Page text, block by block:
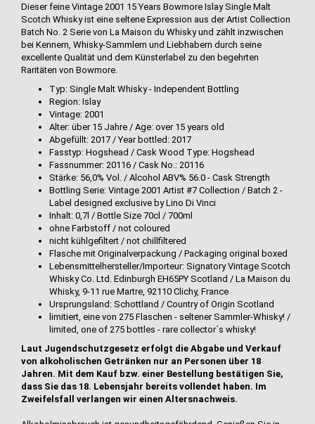
Dieser feine Vintage 2001 15 Years Bowmore Islay Single Malt
Scotch Whisky ist eine seltene Expression aus der Artist Collection
Batch No. 2 Serie von La Maison du Whisky und zählt inzwischen
bei Kennern, Whisky-Sammlern und Liebhabern durch seine
excellente Qualität und dem Künsterlabel zu den begehrten
Raritäten von Bowmore.
Typ: Single Malt Whisky - Independent Bottling
Region: Islay
Vintage: 2001
Alter: über 15 Jahre / Age: over 15 years old
Abgefüllt: 2017 / Year bottled: 2017
Fasstyp: Hogshead / Cask Wood Type: Hogshead
Fassnummer: 20116 / Cask No.: 20116
Stärke: 56,0% Vol. / Alcohol ABV% 56.0 - Cask Strength
Bottling Serie: Vintage 2001 Artist #7 Collection / Batch 2 -
Label designed exclusive by Lino Di Vinci
Inhalt: 0,7l / Bottle Size 70cl / 700ml
ohne Farbstoff / not coloured
nicht kühlgefiltert / not chillfiltered
Flasche mit Originalverpackung / Packaging original boxed
Lebensmittelhersteller/Importeur: Signatory Vintage Scotch
Whisky Co. Ltd. Edinburgh EH65PY Scotland / La Maison du
Whisky, 9-11 rue Martre, 92110 Clichy, France
Ursprungsland: Schottland / Country of Origin Scotland
limitiert, eine von 275 Flaschen - seltener Sammler-Whisky! /
limited, one of 275 bottles - rare collector´s whisky!
Laut Jugendschutzgesetz erfolgt die Abgabe und Verkauf
von alkoholischen Getränken nur an Personen über 18
Jahren. Mit dem Kauf bzw. einer Bestellung bestätigen Sie,
dass Sie das 18. Lebensjahr bereits vollendet haben. Im
Zweifelsfall verlangen wir einen Altersnachweis.